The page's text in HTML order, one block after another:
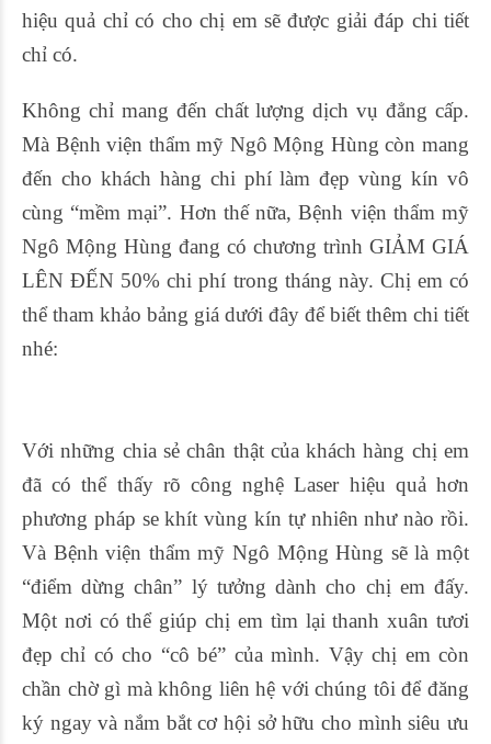
hiệu quả chỉ có cho chị em sẽ được giải đáp chi tiết
chỉ có.
Không chỉ mang đến chất lượng dịch vụ đẳng cấp.
Mà Bệnh viện thẩm mỹ Ngô Mộng Hùng còn mang
đến cho khách hàng chi phí làm đẹp vùng kín vô
cùng “mềm mại”. Hơn thế nữa, Bệnh viện thẩm mỹ
Ngô Mộng Hùng đang có chương trình GIẢM GIÁ
LÊN ĐẾN 50% chi phí trong tháng này. Chị em có
thể tham khảo bảng giá dưới đây để biết thêm chi tiết
nhé:
Với những chia sẻ chân thật của khách hàng chị em
đã có thể thấy rõ công nghệ Laser hiệu quả hơn
phương pháp se khít vùng kín tự nhiên như nào rồi.
Và Bệnh viện thẩm mỹ Ngô Mộng Hùng sẽ là một
“điểm dừng chân” lý tưởng dành cho chị em đấy.
Một nơi có thể giúp chị em tìm lại thanh xuân tươi
đẹp chỉ có cho “cô bé” của mình. Vậy chị em còn
chần chờ gì mà không liên hệ với chúng tôi để đăng
ký ngay và nắm bắt cơ hội sở hữu cho mình siêu ưu